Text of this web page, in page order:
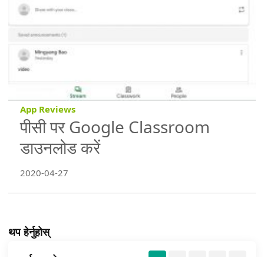
App Reviews
पीसी पर Google Classroom
डाउनलोड करें
2020-04-27
थप हेर्नुहोस्